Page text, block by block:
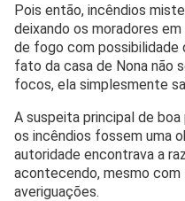
Pois então, incêndios
deixando os moradores
de fogo com possibilidade
fato da casa de Nona não
focos, ela simplesmente
A suspeita principal de
os incêndios fossem uma
autoridade encontrava a
acontecendo, mesmo
averiguações.